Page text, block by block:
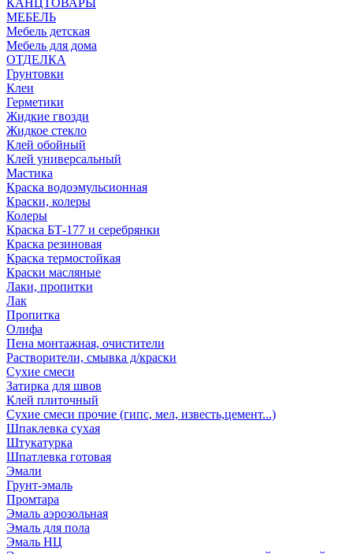
КАНЦТОВАРЫ
МЕБЕЛЬ
Мебель детская
Мебель для дома
ОТДЕЛКА
Грунтовки
Клеи
Герметики
Жидкие гвозди
Жидкое стекло
Клей обойный
Клей универсальный
Мастика
Краска водоэмульсионная
Краски, колеры
Колеры
Краска БТ-177 и серебрянки
Краска резиновая
Краска термостойкая
Краски масляные
Лаки, пропитки
Лак
Пропитка
Олифа
Пена монтажная, очистители
Растворители, смывка д/краски
Сухие смеси
Затирка для швов
Клей плиточный
Сухие смеси прочие (гипс, мел, известь,цемент...)
Шпаклевка сухая
Штукатурка
Шпатлевка готовая
Эмали
Грунт-эмаль
Промтара
Эмаль аэрозольная
Эмаль для пола
Эмаль НЦ